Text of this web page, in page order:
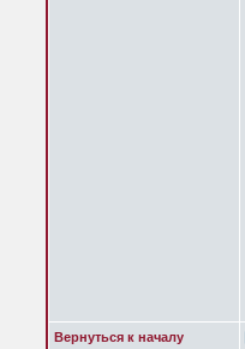
Вернуться к началу